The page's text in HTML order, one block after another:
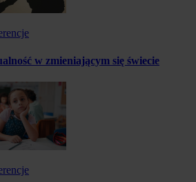
w zmieniającym się świecie